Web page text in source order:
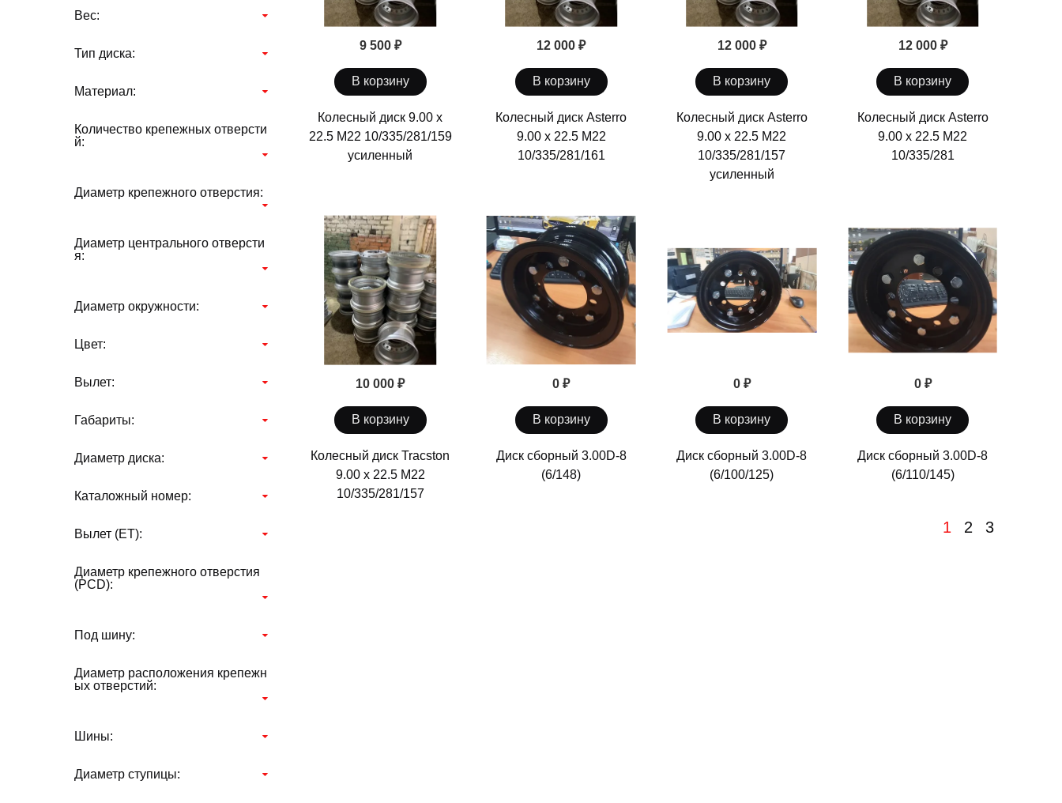
9 500 ₽
В корзину
Колесный диск 9.00 х
22.5 М22 10/335/281/159
усиленный
12 000 ₽
В корзину
Колесный диск Asterro
9.00 х 22.5 М22
10/335/281/161
12 000 ₽
В корзину
Колесный диск Asterro
9.00 х 22.5 М22
10/335/281/157
усиленный
12 000 ₽
В корзину
Колесный диск Asterro
9.00 х 22.5 М22
10/335/281
10 000 ₽
В корзину
Колесный диск Tracston
9.00 х 22.5 М22
10/335/281/157
0 ₽
В корзину
Диск сборный 3.00D-8
(6/148)
0 ₽
В корзину
Диск сборный 3.00D-8
(6/100/125)
0 ₽
В корзину
Диск сборный 3.00D-8
(6/110/145)
1 2 3
Вес:
Тип диска:
Материал:
Количество крепежных отверсти
й:
Диаметр крепежного отверстия:
Диаметр центрального отверсти
я:
Диаметр окружности:
Цвет:
Вылет:
Габариты:
Диаметр диска:
Каталожный номер:
Вылет (ЕТ):
Диаметр крепежного отверстия
(PCD):
Под шину:
Диаметр расположения крепежн
ых отверстий:
Шины:
Диаметр ступицы: